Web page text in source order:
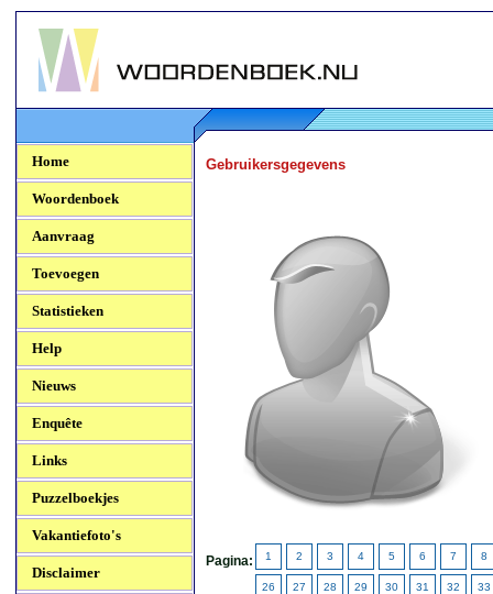
Woordenboek.NU
Home
Woordenboek
Aanvraag
Toevoegen
Statistieken
Help
Nieuws
Enquête
Links
Puzzelboekjes
Vakantiefoto's
Disclaimer
Gebruikersgegevens
Pagina: 1 2 3 4 5 6 7 8
26 27 28 29 30 31 32 33